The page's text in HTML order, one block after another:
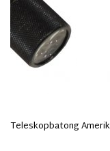
Teleskopbatong